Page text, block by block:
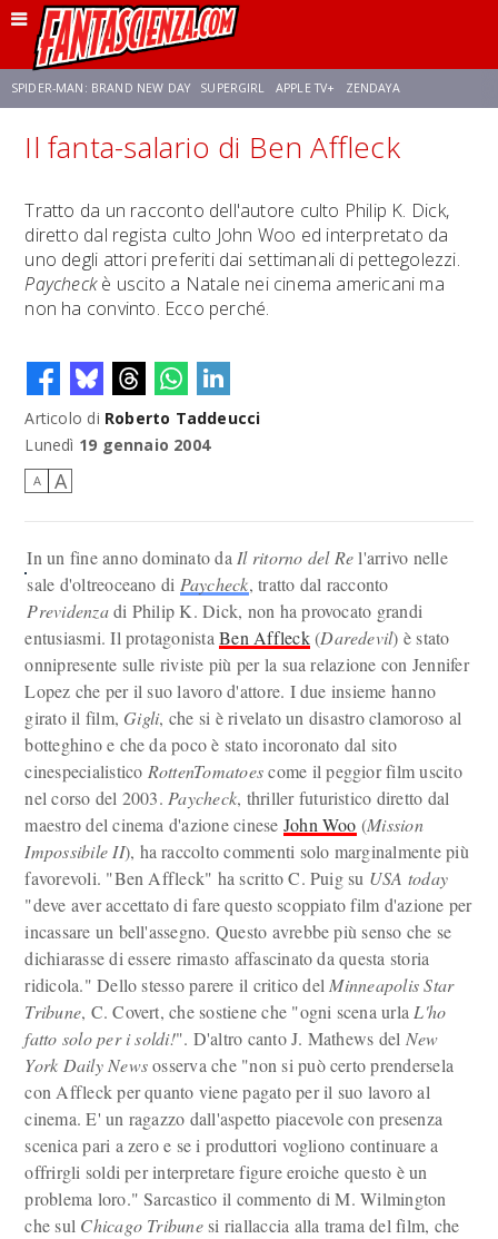
SPIDER-MAN: BRAND NEW DAY SUPERGIRL APPLE TV+ ZENDAYA
FRANCO RICCIARDIELLO AVENGERS: DOOMSDAY STAR TREK NETFLIX
SADIE SINK STAR TREK: STRANGE NEW WORLDS
Il fanta-salario di Ben Affleck
Tratto da un racconto dell'autore culto Philip K. Dick,
diretto dal regista culto John Woo ed interpretato da
uno degli attori preferiti dai settimanali di pettegolezzi.
Paycheckè uscito a Natale nei cinema americani ma
non ha convinto. Ecco perché.
Articolo di Roberto Taddeucci
Lunedì 19 gennaio 2004
A A
In un fine anno dominato da Il ritorno del Rel'arrivo nelle
sale d'oltreoceano di Paycheck, tratto dal racconto
Previdenzadi Philip K. Dick, non ha provocato grandi
entusiasmi. Il protagonistaBen Affleck(Daredevil) è stato
onnipresente sulle riviste più per la sua relazione con Jennifer
Lopez che per il suo lavoro d'attore. I due insieme hanno
girato il film, Gigli, che si è rivelato un disastro clamoroso al
botteghino e che da poco è stato incoronato dal sito
cinespecialistico RottenTomatoescome il peggior film uscito
nel corso del 2003. Paycheck, thriller futuristico diretto dal
maestro del cinema d'azione cinese John Woo (Mission
Impossibile II), ha raccolto commenti solo marginalmente più
favorevoli. "Ben Affleck" ha scritto C. Puig su USA today
"deve aver accettato di fare questo scoppiato film d'azione per
incassare un bell'assegno. Questo avrebbe più senso che se
dichiarasse di essere rimasto affascinato da questa storia
ridicola." Dello stesso parere il critico del Minneapolis Star
Tribune, C. Covert, che sostiene che "ogni scena urla L'ho
fatto solo per i soldi!". D'altro canto J. Mathews del New
York Daily Newsosserva che "non si può certo prendersela
con Affleck per quanto viene pagato per il suo lavoro al
cinema. E' un ragazzo dall'aspetto piacevole con presenza
scenica pari a zero e se i produttori vogliono continuare a
offrirgli soldi per interpretare figure eroiche questo è un
problema loro." Sarcastico il commento di M. Wilmington
che sul Chicago Tribunesi riallaccia alla trama del film, che